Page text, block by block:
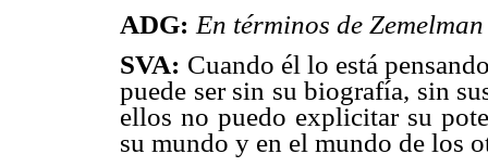
ADG: En términos de
SVA: Cuando él lo está
puede ser sin su biografía, sin
ellos no puedo explicitar su
su mundo y en el mundo de los